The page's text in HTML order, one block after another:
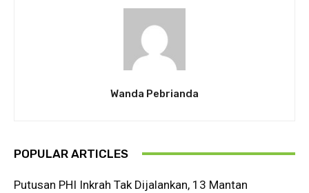
Wanda Pebrianda
POPULAR ARTICLES
Putusan PHI Inkrah Tak Dijalankan, 13 Mantan